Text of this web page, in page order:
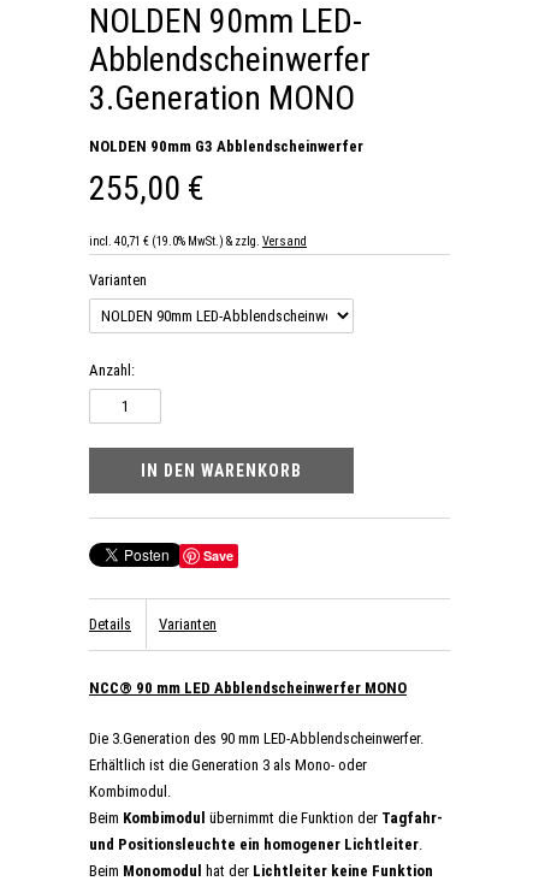
NOLDEN 90mm LED-
Abblendscheinwerfer
3.Generation MONO
NOLDEN 90mm G3 Abblendscheinwerfer
255,00 €
incl. 40,71 € (19.0% MwSt.) & zzlg. Versand
Varianten
Anzahl:
Save
Details Varianten
NCC® 90 mm LED Abblendscheinwerfer MONO
Die 3.Generation des 90 mm LED-Abblendscheinwerfer.
Erhältlich ist die Generation 3 als Mono- oder
Kombimodul.
Beim Kombimodul übernimmt die Funktion der Tagfahr-
und Positionsleuchte ein homogener Lichtleiter.
Beim Monomodul hat der Lichtleiter keine Funktion